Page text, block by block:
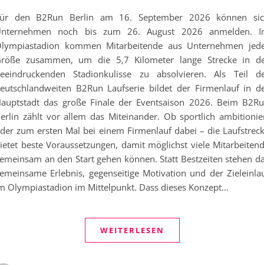
den B2Run Berlin am 16. September 2026 können
noch bis zum 26. August 2026 anmelden.
kommen Mitarbeitende aus Unternehmen
zusammen, um die 5,7 Kilometer lange Strecke in
Stadionkulisse zu absolvieren. Als Teil
B2Run Laufserie bildet der Firmenlauf in
das große Finale der Eventsaison 2026. Beim
zählt vor allem das Miteinander. Ob sportlich
zum ersten Mal bei einem Firmenlauf dabei – die
beste Voraussetzungen, damit möglichst viele
an den Start gehen können. Statt Bestzeiten stehen
Erlebnis, gegenseitige Motivation und der
Olympiastadion im Mittelpunkt. Dass dieses Konzept…
WEITERLESEN